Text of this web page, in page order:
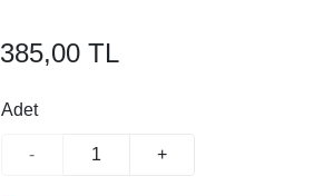
385,00 TL
Adet
- +